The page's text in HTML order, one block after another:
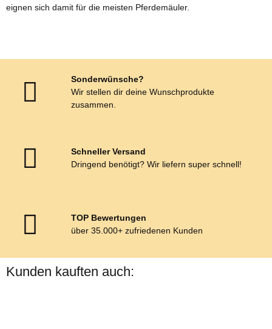
eignen sich damit für die meisten Pferdemäuler.
Sonderwünsche?
Wir stellen dir deine Wunschprodukte
zusammen.
Schneller Versand
Dringend benötigt? Wir liefern super schnell!
TOP Bewertungen
über 35.000+ zufriedenen Kunden
Kunden kauften auch: